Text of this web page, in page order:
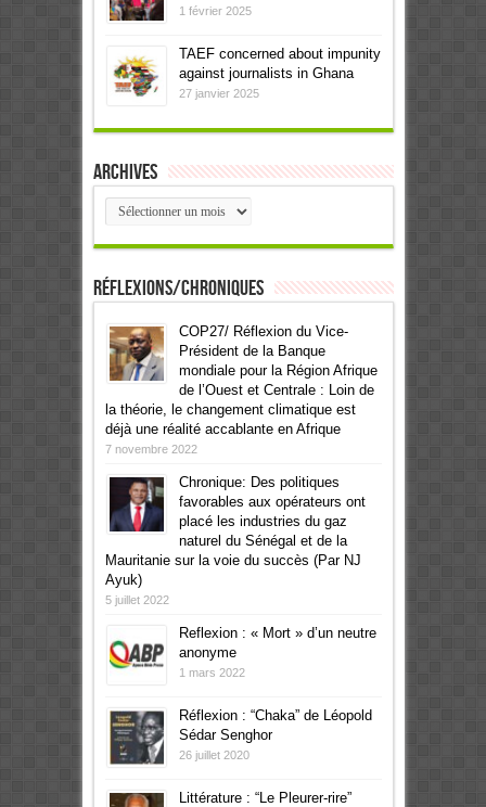
1 février 2025
TAEF concerned about impunity
against journalists in Ghana
27 janvier 2025
Archives
Archives
Réflexions/Chroniques
COP27/ Réflexion du Vice-
Président de la Banque
mondiale pour la Région Afrique
de l’Ouest et Centrale : Loin de
la théorie, le changement climatique est
déjà une réalité accablante en Afrique
7 novembre 2022
Chronique: Des politiques
favorables aux opérateurs ont
placé les industries du gaz
naturel du Sénégal et de la
Mauritanie sur la voie du succès (Par NJ
Ayuk)
5 juillet 2022
Reflexion : « Mort » d’un neutre
anonyme
1 mars 2022
Réflexion : “Chaka” de Léopold
Sédar Senghor
26 juillet 2020
Littérature : “Le Pleurer-rire”